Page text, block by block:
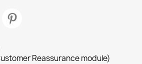
Reassurance module)